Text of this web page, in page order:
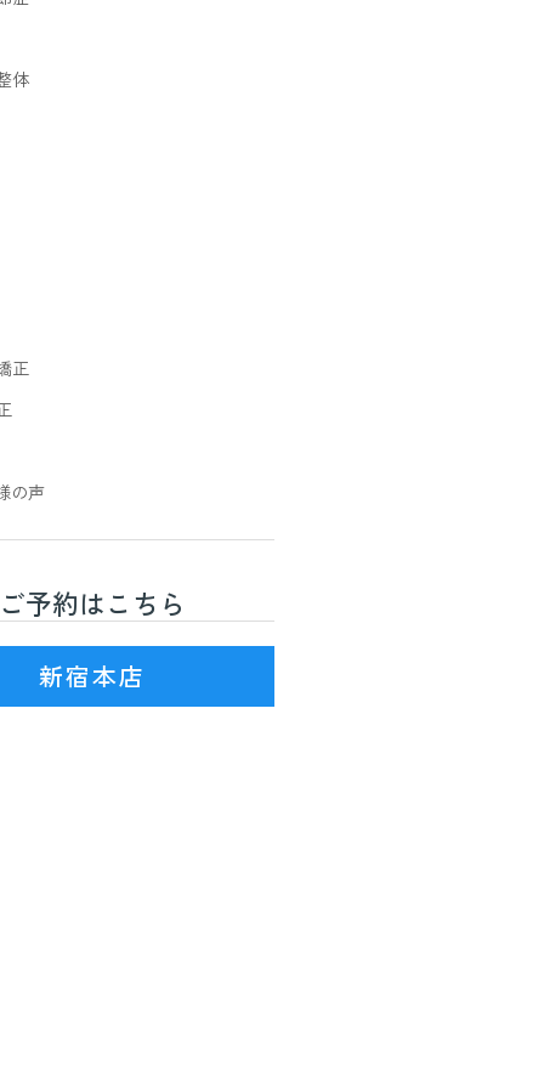
体
正
の声
ご予約はこちら
新宿本店
)3番出口を出て徒歩7分